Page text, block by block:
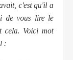
c'est qu'il a
de vous lire le
cela. Voici mot
: